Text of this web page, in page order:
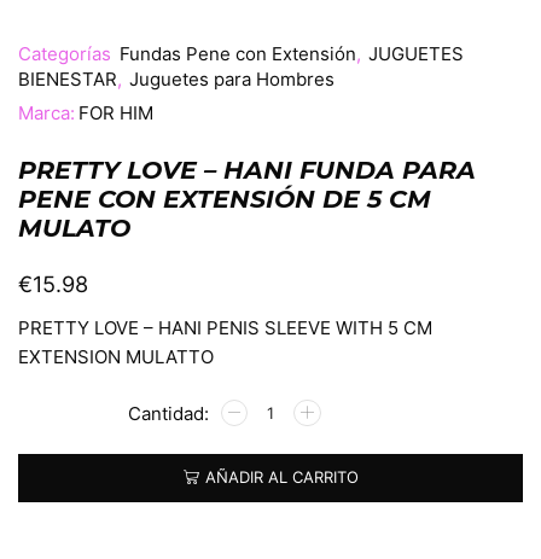
Categorías Fundas Pene con Extensión, JUGUETES
BIENESTAR, Juguetes para Hombres
Marca: FOR HIM
PRETTY LOVE – HANI FUNDA PARA
PENE CON EXTENSIÓN DE 5 CM
MULATO
€15.98
PRETTY LOVE – HANI PENIS SLEEVE WITH 5 CM
EXTENSION MULATTO
AÑADIR AL CARRITO
Alternative: